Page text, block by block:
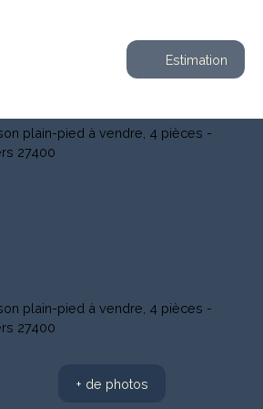
Estimation
+ de photos